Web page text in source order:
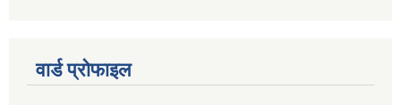
वार्ड प्राेफाइल